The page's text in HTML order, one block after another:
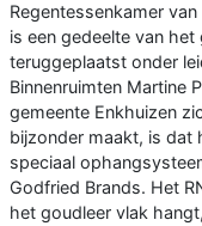
Regentessenkamer
is een gedeelte van
teruggeplaatst onder
Binnenruimten Martine
gemeente Enkhuizen
bijzonder maakt, is dat
speciaal
Godfried Brands. Het
het goudleer vlak